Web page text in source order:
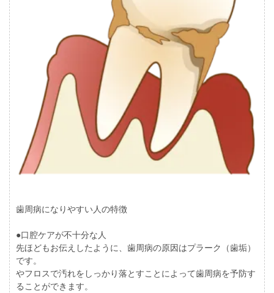
歯周病になりやすい人の特徴
●口腔ケアが不十分な人
先ほどもお伝えしたように、歯周病の原因はプラーク（歯垢）
です。
やフロスで汚れをしっかり落とすことによって歯周病を予防す
ることができます。